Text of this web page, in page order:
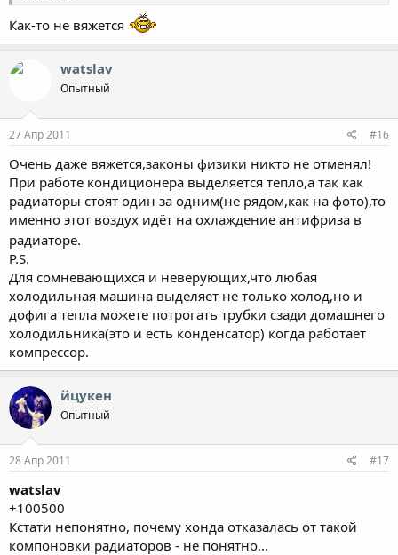
Как-то не вяжется
watslav
Опытный
27 Апр 2011 #16
Очень даже вяжется,законы физики никто не отменял!
При работе кондиционера выделяется тепло,а так как
радиаторы стоят один за одним(не рядом,как на фото),то
именно этот воздух идёт на охлаждение антифриза в
радиаторе.
P.S.
Для сомневающихся и неверующих,что любая
холодильная машина выделяет не только холод,но и
дофига тепла можете потрогать трубки сзади домашнего
холодильника(это и есть конденсатор) когда работает
компрессор.
йцукен
Опытный
28 Апр 2011 #17
watslav
+100500
Кстати непонятно, почему хонда отказалась от такой
компоновки радиаторов - не понятно...